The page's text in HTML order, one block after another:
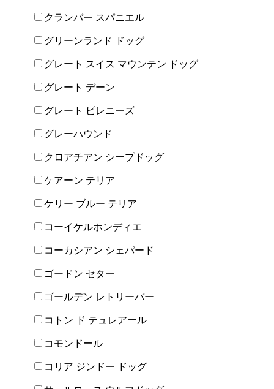
クランバー スパニエル
グリーンランド ドッグ
グレート スイス マウンテン ドッグ
グレート デーン
グレート ピレニーズ
グレーハウンド
クロアチアン シープドッグ
ケアーン テリア
ケリー ブルー テリア
コーイケルホンディエ
コーカシアン シェパード
ゴードン セター
ゴールデン レトリーバー
コトン ド テュレアール
コモンドール
コリア ジンドー ドッグ